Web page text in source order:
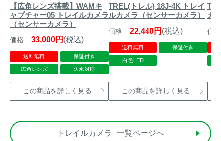
【広角レンズ搭載】WAMキ
ャプチャー05 トレイルカメラ
（センサーカメラ）
価格 33,000円 (税込)
送料無料 保証付き
広角レンズ 防水対応
この商品を詳しく見る
TREL(トレル) 18J-4K トレイ
ルカメラ（センサーカメラ）
価格 22,440円 (税込)
送料無料 保証付き
白色LED
この商品を詳しく見る
カ
価格
トレイルカメラ 一覧ページへ